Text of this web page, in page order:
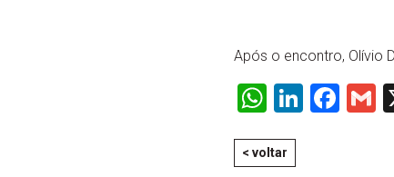
Após o encontro, Olívio
< voltar